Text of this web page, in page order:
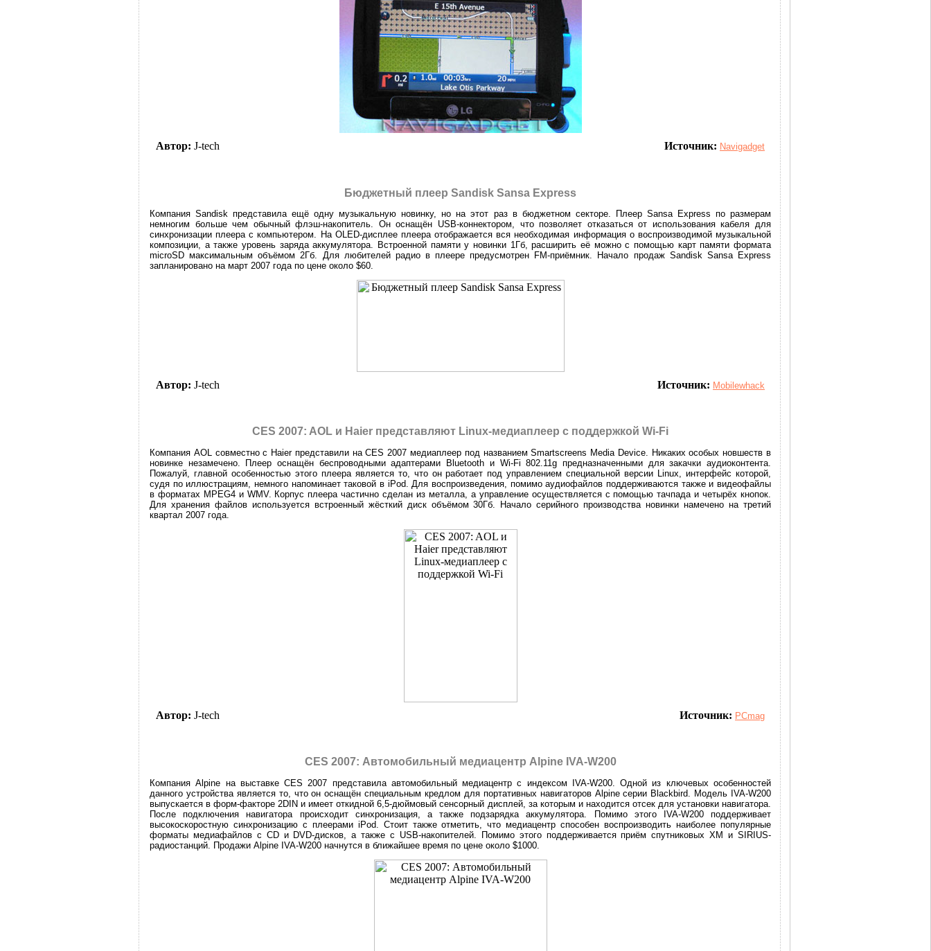
Автор: J-tech Источник: Navigadget
Бюджетный плеер Sandisk Sansa Express
Компания Sandisk представила ещё одну музыкальную новинку, но на этот раз в бюджетном секторе. Плеер Sansa Express по размерам
немногим больше чем обычный флэш-накопитель. Он оснащён USB-коннектором, что позволяет отказаться от использования кабеля для
синхронизации плеера с компьютером. На OLED-дисплее плеера отображается вся необходимая информация о воспроизводимой музыкальной
композиции, а также уровень заряда аккумулятора. Встроенной памяти у новинки 1Гб, расширить её можно с помощью карт памяти формата
microSD максимальным объёмом 2Гб. Для любителей радио в плеере предусмотрен FM-приёмник. Начало продаж Sandisk Sansa Express
запланировано на март 2007 года по цене около $60.
Автор: J-tech Источник: Mobilewhack
CES 2007: AOL и Haier представляют Linux-медиаплеер с поддержкой Wi-Fi
Компания AOL совместно с Haier представили на CES 2007 медиаплеер под названием Smartscreens Media Device. Никаких особых новшеств в
новинке незамечено. Плеер оснащён беспроводными адаптерами Bluetooth и Wi-Fi 802.11g предназначенными для закачки аудиоконтента.
Пожалуй, главной особенностью этого плеера является то, что он работает под управлением специальной версии Linux, интерфейс которой,
судя по иллюстрациям, немного напоминает таковой в iPod. Для воспроизведения, помимо аудиофайлов поддерживаются также и видеофайлы
в форматах MPEG4 и WMV. Корпус плеера частично сделан из металла, а управление осуществляется с помощью тачпада и четырёх кнопок.
Для хранения файлов используется встроенный жёсткий диск объёмом 30Гб. Начало серийного производства новинки намечено на третий
квартал 2007 года.
Автор: J-tech Источник: PCmag
CES 2007: Автомобильный медиацентр Alpine IVA-W200
Компания Alpine на выставке CES 2007 представила автомобильный медиацентр с индексом IVA-W200. Одной из ключевых особенностей
данного устройства является то, что он оснащён специальным кредлом для портативных навигаторов Alpine серии Blackbird. Модель IVA-W200
выпускается в форм-факторе 2DIN и имеет откидной 6,5-дюймовый сенсорный дисплей, за которым и находится отсек для установки навигатора.
После подключения навигатора происходит синхронизация, а также подзарядка аккумулятора. Помимо этого IVA-W200 поддерживает
высокоскоростную синхронизацию с плеерами iPod. Стоит также отметить, что медиацентр способен воспроизводить наиболее популярные
форматы медиафайлов с CD и DVD-дисков, а также с USB-накопителей. Помимо этого поддерживается приём спутниковых XM и SIRIUS-
радиостанций. Продажи Alpine IVA-W200 начнутся в ближайшее время по цене около $1000.